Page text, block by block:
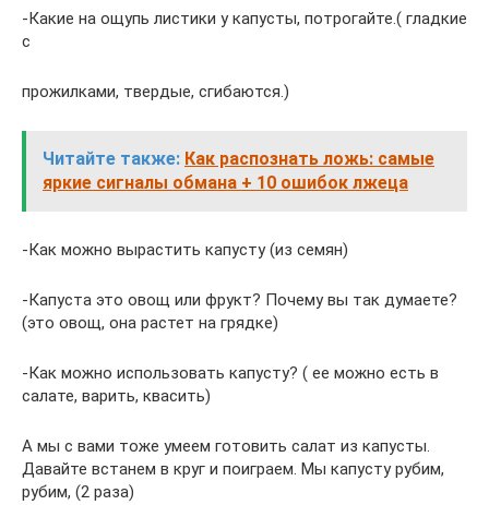
-Какие на ощупь листики у капусты, потрогайте.( гладкие
с
прожилками, твердые, сгибаются.)
Читайте также: Как распознать ложь: самые
яркие сигналы обмана + 10 ошибок лжеца
-Как можно вырастить капусту (из семян)
-Капуста это овощ или фрукт? Почему вы так думаете?
(это овощ, она растет на грядке)
-Как можно использовать капусту? ( ее можно есть в
салате, варить, квасить)
А мы с вами тоже умеем готовить салат из капусты.
Давайте встанем в круг и поиграем. Мы капусту рубим,
рубим, (2 раза)